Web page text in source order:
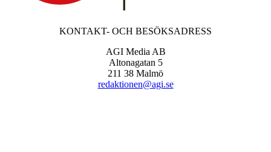
KONTAKT- OCH BESÖKSADRESS
AGI Media AB
Altonagatan 5
211 38 Malmö
redaktionen@agi.se